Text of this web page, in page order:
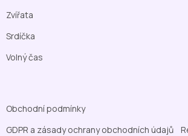
Zvířata
Srdíčka
Volný čas
Obchodní podmínky
GDPR a zásady ochrany obchodních údajů